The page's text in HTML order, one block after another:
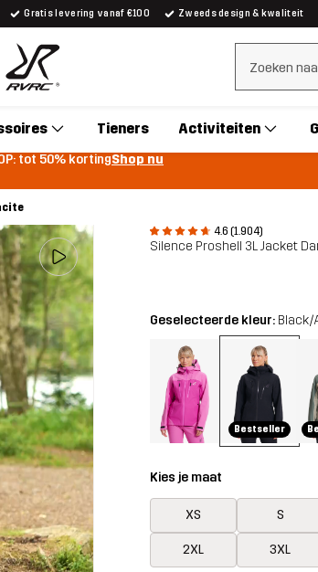
Gratis levering vanaf €100 Zweeds design & kwaliteit
Zoeken
Tieners Activiteiten
tot 50% kortingShop nu
4.6 (1.904)
Silence Proshell 3L Jacket
Geselecteerde kleur: Black/
Bestseller
Kies je maat
XS S
2XL 3XL